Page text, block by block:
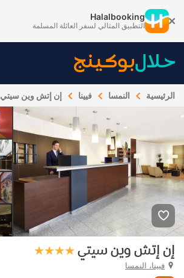
Halalbooking
التطبيق المثالي لسفر العائلة المسلمة
الرئيسية النمسا فيينا إن إتش وين سيتي
إن إتش وين سيتي
فيينا، النمسا